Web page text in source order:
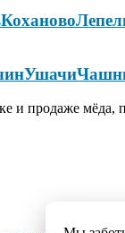
Коханово
Ушачи
и продаже